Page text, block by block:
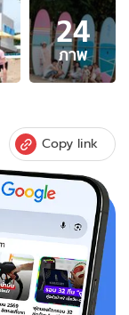
24
ภาพ
Copy link